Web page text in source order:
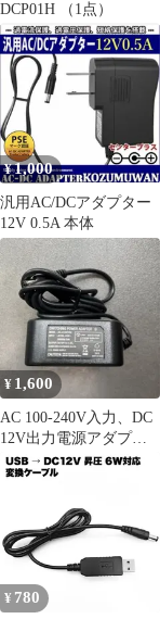
DCP01H （1点）
¥1,000
汎用AC/DCアダプター
12V 0.5A 本体
¥ 1,600
AC 100-240V入力、DC
12V出力電源アダプタ
ーAD-D120P200
¥ 780